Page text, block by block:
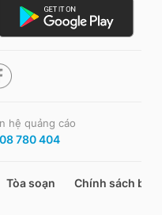
hệ quảng cáo
780 404
Tòa soạn Chính sách bảo